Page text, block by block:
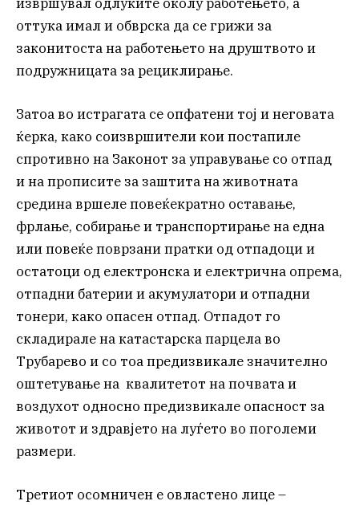
оттука имал и обврска да се грижи за
законитоста на работењето на друштвото и
подружницата за рециклирање.
Затоа во истрагата се опфатени тој и неговата
ќерка, како соизвршители кои постапиле
спротивно на Законот за управување со отпад
и на прописите за заштита на животната
средина вршеле повеќекратно оставање,
фрлање, собирање и транспортирање на една
или повеќе поврзани пратки од отпадоци и
остатоци од електронска и електрична опрема,
отпадни батерии и акумулатори и отпадни
тонери, како опасен отпад. Отпадот го
складирале на катастарска парцела во
Трубарево и со тоа предизвикале значително
оштетување на квалитетот на почвата и
воздухот односно предизвикале опасност за
животот и здравјето на луѓето во поголеми
размери.
Третиот осомничен е овластено лице –